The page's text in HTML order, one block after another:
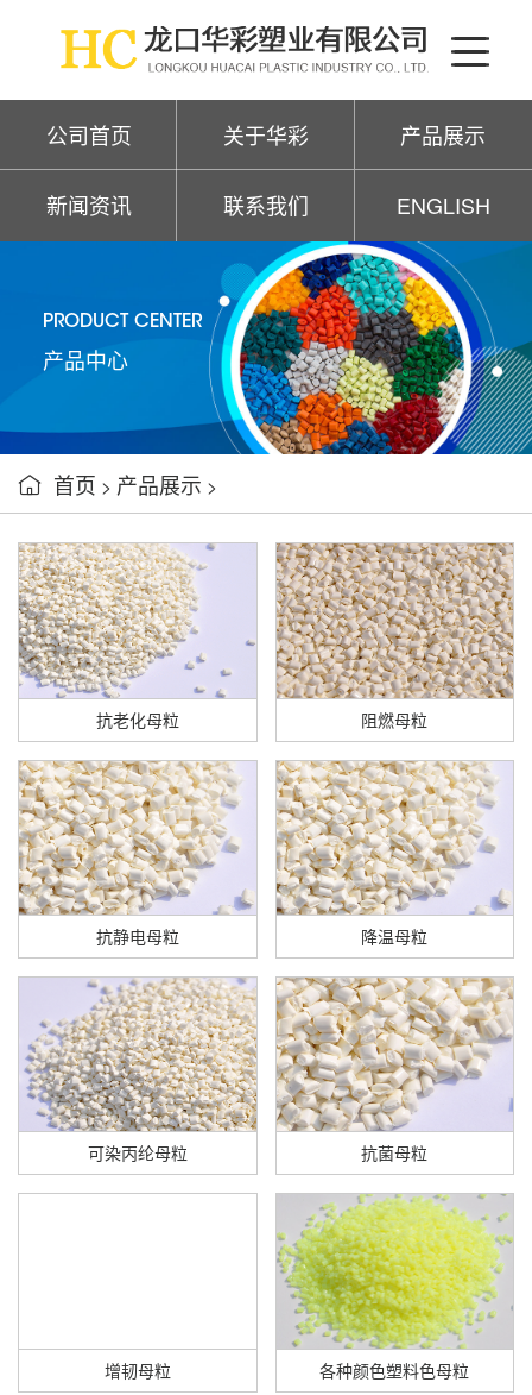
公司首页 关于华彩 产品展示
新闻资讯 联系我们 ENGLISH
PRODUCT CENTER
产品中心
 首页 > 产品展示 >
抗老化母粒 阻燃母粒
抗静电母粒 降温母粒
可染丙纶母粒 抗菌母粒
增韧母粒 各种颜色塑料色母粒